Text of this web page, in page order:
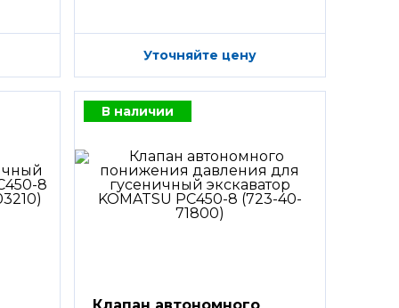
Уточняйте цену
В наличии
Клапан автономного